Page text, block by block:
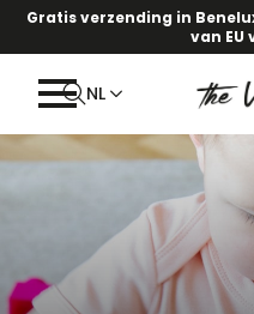
Gratis verzending in
van EU
NL